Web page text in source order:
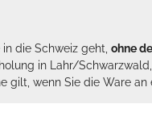
die Schweiz geht, ohne
in Lahr/
gilt, wenn Sie die Ware